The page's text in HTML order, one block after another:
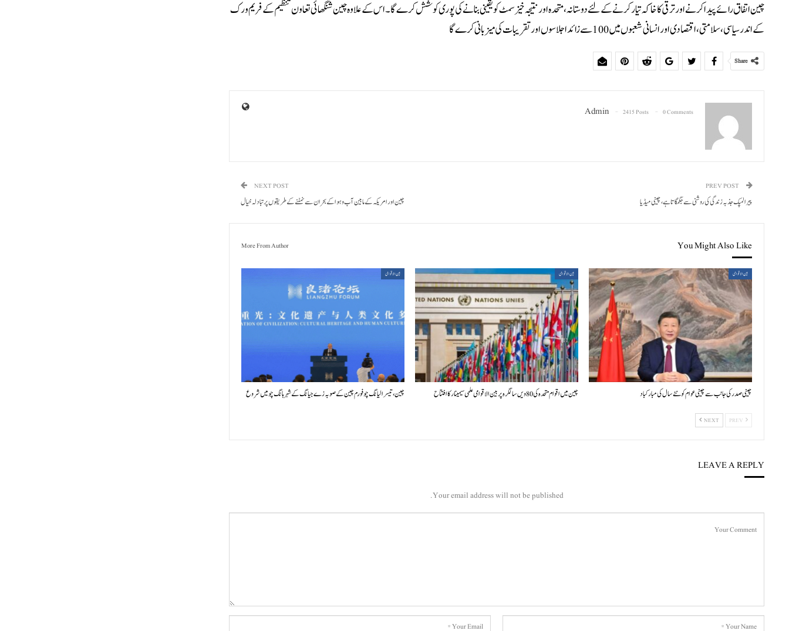
چین اتفاق رائے پیدا کرنے اور ترقی کا خاکہ تیار کرنے کے لئے دوستانہ، متحد ہ اور نتیجہ خیز سمٹ کو یقینی بنانے کی پوری کوشش کرے گا ۔ اس کے علاوہ چین شنگھائی تعاون تنظیم کے فریم ورک
کے اندر سیاسی، سلامتی، اقتصادی اور انسانی شعبوں میں 100 سے زائد اجلاسوں اور تقریبات کی میزبانی کرے گا
Share
Admin 2415 Posts 0 Comments
پیرالمپک جذبہ زندگی کی روشنی سے جگمگاتا ہے، چینی میڈ یا
NEXT POST
چین اور امر یکہ کے ما بین آب و ہوا کے بحران سے نمٹنے کے طریقوں پر تبادلہ خیال
You Might Also Like
More From Author
بین الاقوامی
چینی صدر کی جانب سے چینی عوام کو نئے سال کی مبارکباد
بین الاقوامی
چین میں اقوام متحدہ کی 80ویں سالگرہ پر بین الاقوامی علمی سیمینار کا افتتاح
بین الاقوامی
چین، تیسرا لیانگ چو فورم چین کے صوبہ زے جیانگ کے شہر ہانگ چو میں شروع
NEXT
LEAVE A REPLY
Your email address will not be published.